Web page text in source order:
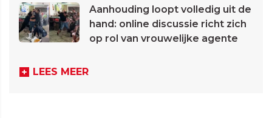
Aanhouding loopt volledig uit de
hand: online discussie richt zich
op rol van vrouwelijke agente
LEES MEER